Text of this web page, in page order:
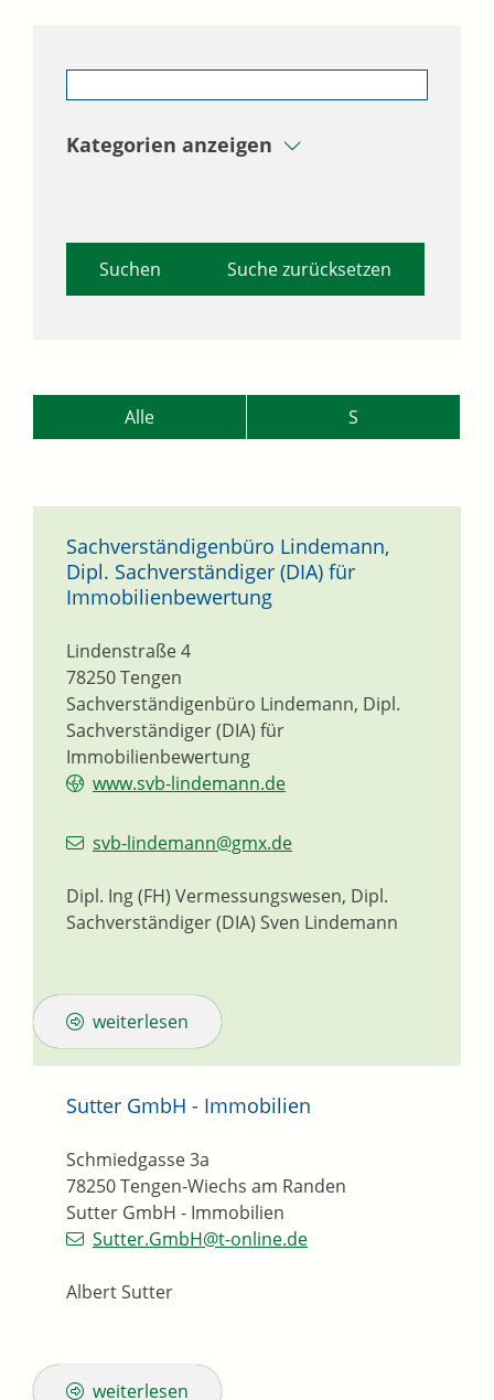
Kategorien anzeigen
Suche zurücksetzen
Alle S
Sachverständigenbüro Lindemann,
Dipl. Sachverständiger (DIA) für
Immobilienbewertung
Sachverständigenbüro Lindemann, Dipl.
Sachverständiger (DIA) für
Immobilienbewertung
Lindenstraße 4
78250Tengen
www.svb-lindemann.de
svb-lindemann@gmx.de
Dipl. Ing (FH) Vermessungswesen, Dipl.
Sachverständiger (DIA) Sven Lindemann
weiterlesen
Sutter GmbH - Immobilien
Sutter GmbH - Immobilien
Schmiedgasse 3a
78250Tengen-Wiechs am Randen
Sutter.GmbH@t-online.de
Albert Sutter
weiterlesen